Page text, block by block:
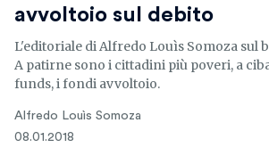
avvoltoio sul debito
L'editoriale di Alfredo Louìs Somoza sul
A patirne sono i cittadini più poveri, a
funds, i fondi avvoltoio.
Alfredo Louìs Somoza
08.01.2018